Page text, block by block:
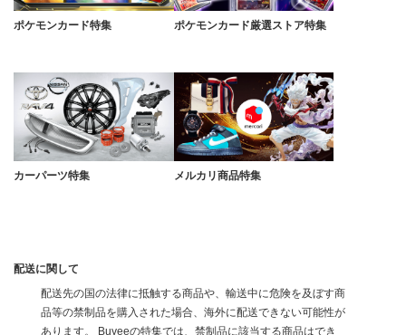
ポケモンカード特集 ポケモンカード厳選ストア特集
カーパーツ特集 メルカリ商品特集
配送に関して
配送先の国の法律に抵触する商品や、輸送中に危険を及ぼす商
品等の禁制品を購入された場合、海外に配送できない可能性が
あります。 Buyeeの特集では、禁制品に該当する商品はでき